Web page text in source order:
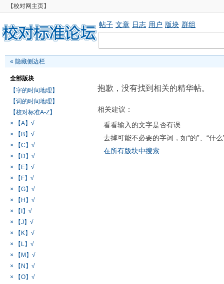
【校对网主页】
帖子 文章 日志 用户 版块 群组
« 隐藏侧边栏
全部版块
【字的时间地理】
【词的时间地理】
【校对标准A-Z】
× 【A】√
× 【B】√
× 【C】√
× 【D】√
× 【E】√
× 【F】√
× 【G】√
× 【H】√
× 【I】√
× 【J】√
× 【K】√
× 【L】√
× 【M】√
× 【N】√
× 【O】√
抱歉，没有找到相关的精华帖。
相关建议：
看看输入的文字是否有误
去掉可能不必要的字词，如“的”、“什么
在所有版块中搜索